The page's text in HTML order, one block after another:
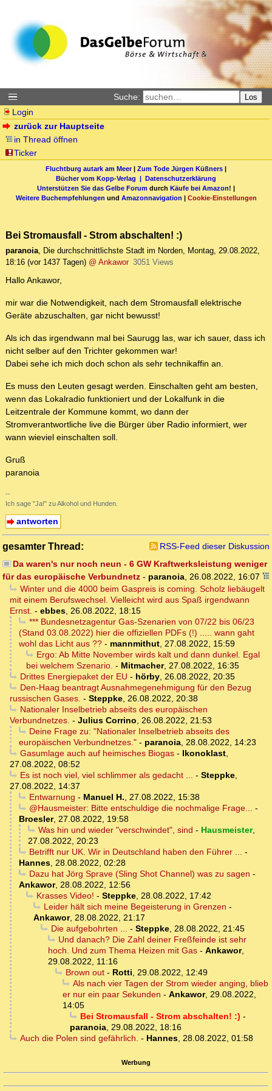
Suche: Los
Login
zurück zur Hauptseite
in Thread öffnen
Ticker
Fluchtburg autark am Meer| Zum Tode Jürgen Küßners |
Bücher vom Kopp-Verlag | Datenschutzerklärung
Unterstützen Sie das Gelbe Forum durch Käufe bei Amazon! |
Weitere Buchempfehlungen und Amazonnavigation | Cookie-Einstellungen
Bei Stromausfall - Strom abschalten! :)
paranoia, Die durchschnittlichste Stadt im Norden, Montag, 29.08.2022,
18:16 (vor 1437 Tagen) @ Ankawor 3051 Views
Hallo Ankawor,
mir war die Notwendigkeit, nach dem Stromausfall elektrische
Geräte abzuschalten, gar nicht bewusst!
Als ich das irgendwann mal bei Saurugg las, war ich sauer, dass ich
nicht selber auf den Trichter gekommen war!
Dabei sehe ich mich doch schon als sehr technikaffin an.
Es muss den Leuten gesagt werden. Einschalten geht am besten,
wenn das Lokalradio funktioniert und der Lokalfunk in die
Leitzentrale der Kommune kommt, wo dann der
Stromverantwortliche live die Bürger über Radio informiert, wer
wann wieviel einschalten soll.
Gruß
paranoia
--
Ich sage "Ja!" zu Alkohol und Hunden.
antworten
gesamter Thread:
RSS-Feed dieser Diskussion
Da waren's nur noch neun - 6 GW Kraftwerksleistung weniger
für das europäische Verbundnetz - paranoia, 26.08.2022, 16:07
Winter und die 4000 beim Gaspreis is coming. Scholz liebäugelt
mit einem Berufswechsel. Vielleicht wird aus Spaß irgendwann
Ernst. - ebbes, 26.08.2022, 18:15
*** Bundesnetzagentur Gas-Szenarien von 07/22 bis 06/23
(Stand 03.08.2022) hier die offiziellen PDFs (!) ..... wann gaht
wohl das Licht aus ?? - mannmithut, 27.08.2022, 15:59
Ergo: Ab Mitte November wirds kalt und dann dunkel. Egal
bei welchem Szenario. - Mitmacher, 27.08.2022, 16:35
Drittes Energiepaket der EU - hörby, 26.08.2022, 20:35
Den-Haag beantragt Ausnahmegenehmigung für den Bezug
russischen Gases. - Steppke, 26.08.2022, 20:38
Nationaler Inselbetrieb abseits des europäischen
Verbundnetzes. - Julius Corrino, 26.08.2022, 21:53
Deine Frage zu: "Nationaler Inselbetrieb abseits des
europäischen Verbundnetzes." - paranoia, 28.08.2022, 14:23
Gasumlage auch auf heimisches Biogas- Ikonoklast,
27.08.2022, 08:52
Es ist noch viel, viel schlimmer als gedacht ... - Steppke,
27.08.2022, 14:37
Entwarnung - Manuel H., 27.08.2022, 15:38
@Hausmeister: Bitte entschuldige die nochmalige Frage... -
Broesler, 27.08.2022, 19:58
Was hin und wieder "verschwindet", sind - Hausmeister,
27.08.2022, 20:23
Betrifft nur UK. Wir in Deutschland haben den Führer ... -
Hannes, 28.08.2022, 02:28
Dazu hat Jörg Sprave (Sling Shot Channel) was zu sagen -
Ankawor, 28.08.2022, 12:56
Krasses Video! - Steppke, 28.08.2022, 17:42
Leider hält sich meine Begeisterung in Grenzen -
Ankawor, 28.08.2022, 21:17
Die aufgebohrten ... - Steppke, 28.08.2022, 21:45
Und danach? Die Zahl deiner Freßfeinde ist sehr
hoch. Und zum Thema Heizen mit Gas - Ankawor,
29.08.2022, 11:16
Brown out- Rotti, 29.08.2022, 12:49
Als nach vier Tagen der Strom wieder anging, blieb
er nur ein paar Sekunden - Ankawor, 29.08.2022,
14:05
Bei Stromausfall - Strom abschalten! :) -
paranoia, 29.08.2022, 18:16
Auch die Polen sind gefährlich. - Hannes, 28.08.2022, 01:58
Werbung